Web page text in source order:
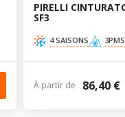
PIRELLI
SF3
4 SAISONS
À partir de 86,40 €